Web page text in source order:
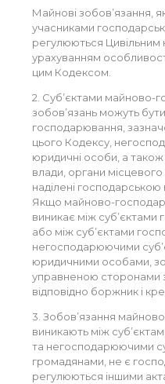
Майнові зобов’язання,
учасниками
регулюються Цивільним
урахуванням
цим Кодексом.
2. Суб’єктами майново-
зобов’язань можуть бути
господарювання,
цього Кодексу,
юридичні особи, а
влади, органи
наділені господарською
Якщо майново-
виникає між суб’єктами
або між суб’єктами
негосподарюючими
юридичними особами,
управненою сторонами
відповідно боржник і
3. Зобов’язання
виникають між
та негосподарюючими
громадянами, не є
регулюються іншими